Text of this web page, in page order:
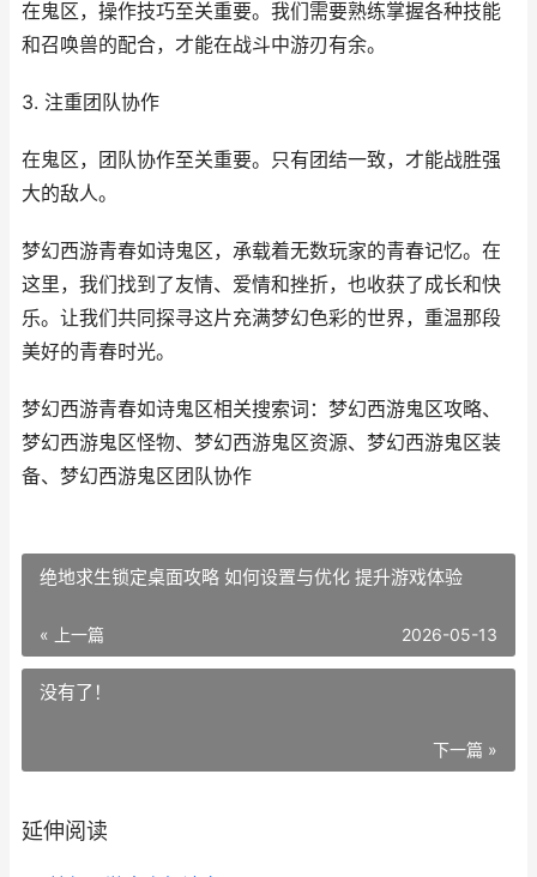
在鬼区，操作技巧至关重要。我们需要熟练掌握各种技能
和召唤兽的配合，才能在战斗中游刃有余。
3. 注重团队协作
在鬼区，团队协作至关重要。只有团结一致，才能战胜强
大的敌人。
梦幻西游青春如诗鬼区，承载着无数玩家的青春记忆。在
这里，我们找到了友情、爱情和挫折，也收获了成长和快
乐。让我们共同探寻这片充满梦幻色彩的世界，重温那段
美好的青春时光。
梦幻西游青春如诗鬼区相关搜索词：梦幻西游鬼区攻略、
梦幻西游鬼区怪物、梦幻西游鬼区资源、梦幻西游鬼区装
备、梦幻西游鬼区团队协作
绝地求生锁定桌面攻略 如何设置与优化 提升游戏体验
« 上一篇 2026-05-13
没有了！
下一篇 »
延伸阅读